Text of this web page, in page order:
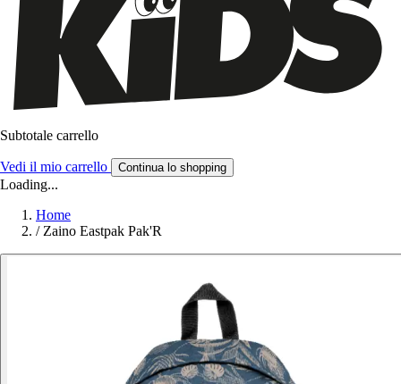
Subtotale carrello
Vedi il mio carrello Continua lo shopping
Loading...
Home
/ Zaino Eastpak Pak'R